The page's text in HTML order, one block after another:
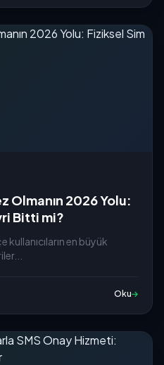
2026 Yolu:
Bitti mi?
kullanıcıların en büyük
Oku